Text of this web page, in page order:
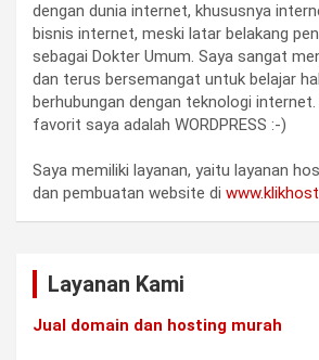
dengan dunia internet, khususnya
bisnis internet, meski latar belakang
sebagai Dokter Umum. Saya sangat
dan terus bersemangat untuk belajar
berhubungan dengan teknologi
favorit saya adalah WORDPRESS :-)
Saya memiliki layanan, yaitu layanan
dan pembuatan website di
Layanan Kami
Jual domain dan hosting murah